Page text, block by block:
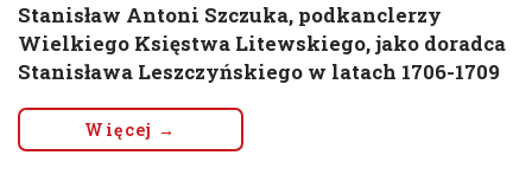
Stanisław Antoni Szczuka, podkanclerzy
Wielkiego Księstwa Litewskiego, jako doradca
Stanisława Leszczyńskiego w latach 1706-1709
Więcej →